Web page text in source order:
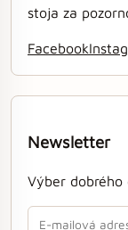
stoja za
Facebook
Newsletter
Výber